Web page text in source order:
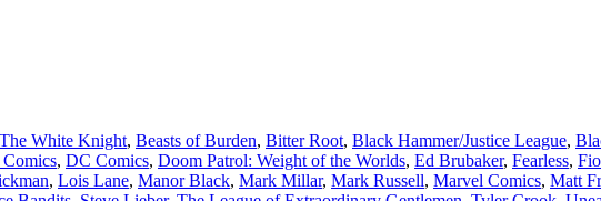
White Knight, Beasts of Burden, Bitter Root, Black Hammer/Justice League,
, DC Comics, Doom Patrol: Weight of the Worlds, Ed Brubaker, Fearless,
, Lois Lane, Manor Black, Mark Millar, Mark Russell, Marvel Comics, Matt